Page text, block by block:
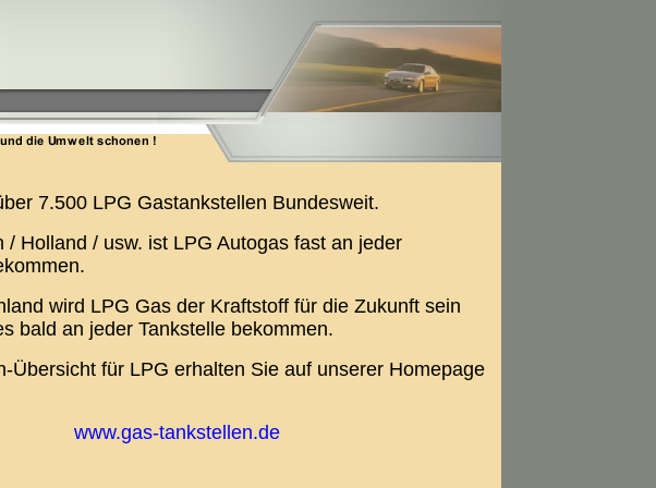
7.500 LPG Gastankstellen Bundesweit.
/ Holland / usw. ist LPG Autogas fast an jeder
wird LPG Gas der Kraftstoff für die Zukunft sein
bald an jeder Tankstelle bekommen.
Übersicht für LPG erhalten Sie auf unserer Homepage
www.gas-tankstellen.de